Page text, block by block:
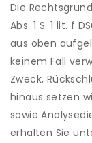
Die
Abs. 1 S. 1 lit. f
aus oben
keinem Fall
Zweck,
hinaus setzen
sowie
erhalten Sie